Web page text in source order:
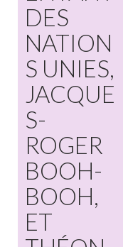
DES
NATION
S UNIES,
JACQUE
S-
ROGER
BOOH-
BOOH,
ET